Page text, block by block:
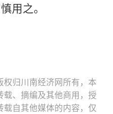
用之。
归川南经济网所有，本
、摘编及其他商用，授
自其他媒体的内容，仅